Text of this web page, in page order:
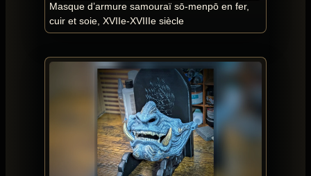
Masque d’armure samouraï sō-menpō en fer,
cuir et soie, XVIIe-XVIIIe siècle